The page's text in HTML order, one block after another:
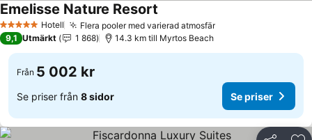
5 Stjärnor Hotell Flera pooler med varierad atmosfärSe priser
Emelisse Nature Resort
9,1 Utmärkt 1 868 14.3 km till Myrtos Beach
Från 5 002 kr
Se priser från 8 sidor Se priser